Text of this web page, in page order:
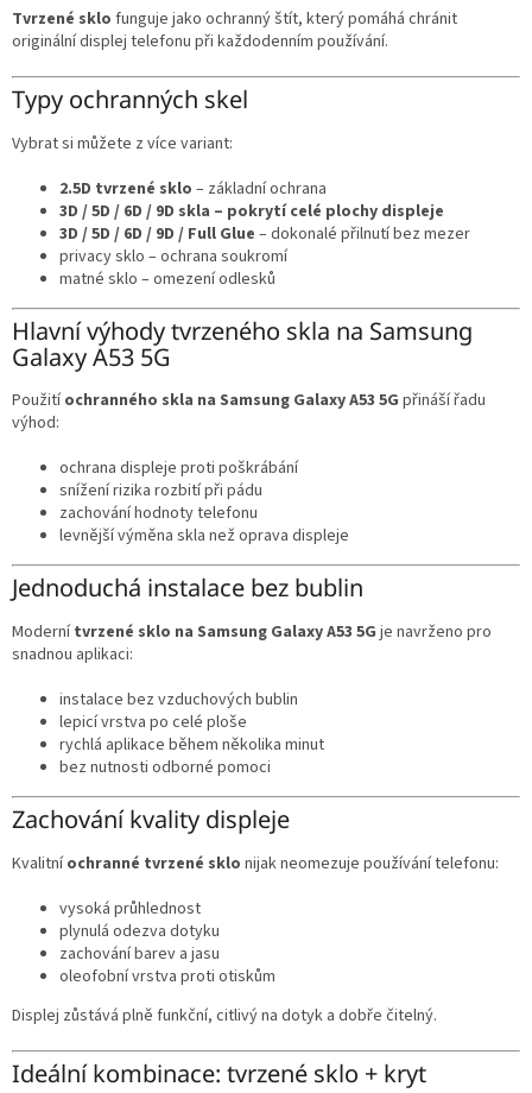
Tvrzené sklo funguje jako ochranný štít, který pomáhá chránit
originální displej telefonu při každodenním používání.
Typy ochranných skel
Vybrat si můžete z více variant:
2.5D tvrzené sklo – základní ochrana
3D / 5D / 6D / 9D skla – pokrytí celé plochy displeje
3D / 5D / 6D / 9D / Full Glue – dokonalé přilnutí bez mezer
privacy sklo – ochrana soukromí
matné sklo – omezení odlesků
Hlavní výhody tvrzeného skla na Samsung
Galaxy A53 5G
Použitíochranného skla na Samsung Galaxy A53 5G přináší řadu
výhod:
ochrana displeje proti poškrábání
snížení rizika rozbití při pádu
zachování hodnoty telefonu
levnější výměna skla než oprava displeje
Jednoduchá instalace bez bublin
Modernítvrzené sklo na Samsung Galaxy A53 5G je navrženo pro
snadnou aplikaci:
instalace bez vzduchových bublin
lepicí vrstva po celé ploše
rychlá aplikace během několika minut
bez nutnosti odborné pomoci
Zachování kvality displeje
Kvalitníochranné tvrzené sklo nijak neomezuje používání telefonu:
vysoká průhlednost
plynulá odezva dotyku
zachování barev a jasu
oleofobní vrstva proti otiskům
Displej zůstává plně funkční, citlivý na dotyk a dobře čitelný.
Ideální kombinace: tvrzené sklo + kryt